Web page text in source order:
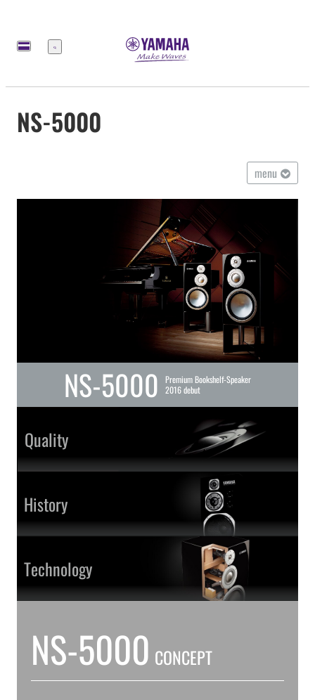
Меню
NS-5000
menu
Overview
Quality
History
Technology
NS-5000
Premium Bookshelf-Speaker
2016 debut
Quality
History
Technology
NS-5000 CONCEPT